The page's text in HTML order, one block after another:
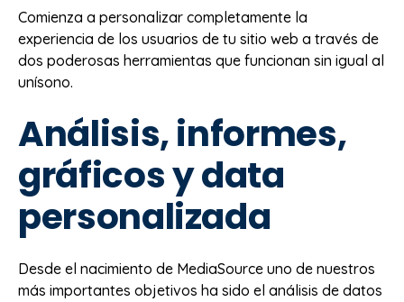
Comienza a personalizar completamente la
experiencia de los usuarios de tu sitio web a través de
dos poderosas herramientas que funcionan sin igual al
unísono.
Análisis, informes,
gráficos y data
personalizada
Desde el nacimiento de MediaSource uno de nuestros
más importantes objetivos ha sido el análisis de datos